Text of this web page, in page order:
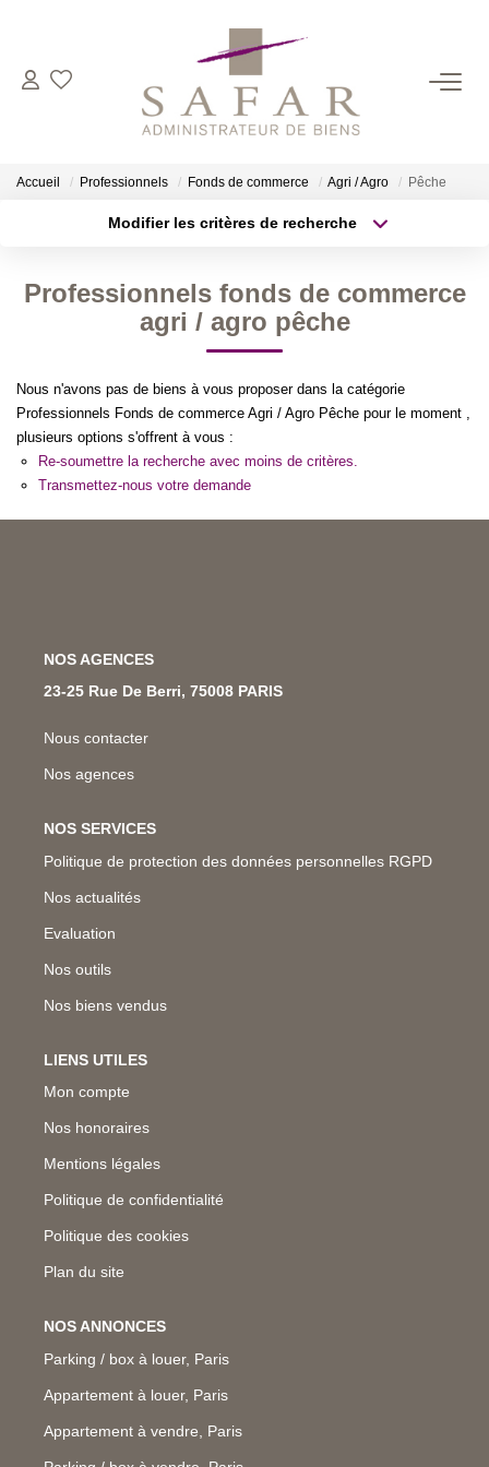
NOS CABINETS
Cadot Beauplet – Safar
Gescofim – Finorgest Paris
Gescofim - Finorgest Aulnay
NOS MÉTIERS
À LOUER
Accueil Professionnels Fonds de commerce Agri / Agro Pêche
Modifier les critères de recherche
Type de bien
Surface min
Créer une alerte
Professionnels fonds de commerce
agri / agro pêche
Nous n'avons pas de biens à vous proposer dans la catégorie
Professionnels Fonds de commerce Agri / Agro Pêche pour le moment ,
plusieurs options s'offrent à vous :
Re-soumettre la recherche avec moins de critères.
Transmettez-nous votre demande
NOS AGENCES
23-25 Rue De Berri, 75008 PARIS
Nous contacter
Nos agences
NOS SERVICES
Politique de protection des données personnelles RGPD
Nos actualités
Evaluation
Nos outils
Nos biens vendus
LIENS UTILES
Mon compte
Nos honoraires
Mentions légales
Politique de confidentialité
Politique des cookies
Plan du site
NOS ANNONCES
Parking / box à louer, Paris
Appartement à louer, Paris
Appartement à vendre, Paris